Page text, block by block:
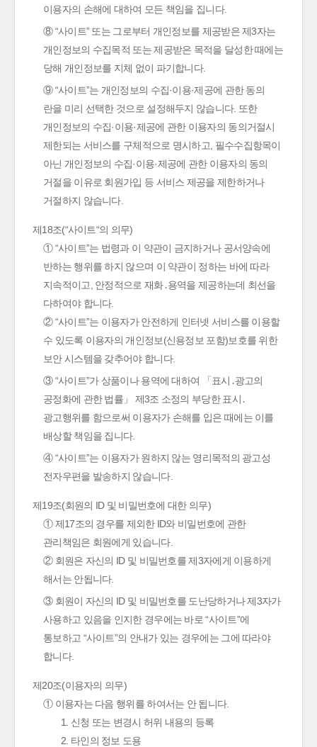
이용자의 손해에 대하여 모든 책임을 집니다.
⑧ “사이트” 또는 그로부터 개인정보를 제공받은 제3자는
개인정보의 수집목적 또는 제공받은 목적을 달성한 때에는
당해 개인정보를 지체 없이 파기합니다.
⑨ “사이트”는 개인정보의 수집·이용·제공에 관한 동의
란을 미리 선택한 것으로 설정해두지 않습니다. 또한
개인정보의 수집·이용·제공에 관한 이용자의 동의거절시
제한되는 서비스를 구체적으로 명시하고, 필수수집항목이
아닌 개인정보의 수집·이용·제공에 관한 이용자의 동의
거절을 이유로 회원가입 등 서비스 제공을 제한하거나
거절하지 않습니다.
제18조(“사이트“의 의무)
① “사이트”는 법령과 이 약관이 금지하거나 공서양속에
반하는 행위를 하지 않으며 이 약관이 정하는 바에 따라
지속적이고, 안정적으로 재화․용역을 제공하는데 최선을
다하여야 합니다.
② “사이트”는 이용자가 안전하게 인터넷 서비스를 이용할
수 있도록 이용자의 개인정보(신용정보 포함)보호를 위한
보안 시스템을 갖추어야 합니다.
③ “사이트”가 상품이나 용역에 대하여 「표시․광고의
공정화에 관한 법률」 제3조 소정의 부당한 표시․
광고행위를 함으로써 이용자가 손해를 입은 때에는 이를
배상할 책임을 집니다.
④ “사이트”는 이용자가 원하지 않는 영리목적의 광고성
전자우편을 발송하지 않습니다.
제19조(회원의 ID 및 비밀번호에 대한 의무)
① 제17조의 경우를 제외한 ID와 비밀번호에 관한
관리책임은 회원에게 있습니다.
② 회원은 자신의 ID 및 비밀번호를 제3자에게 이용하게
해서는 안됩니다.
③ 회원이 자신의 ID 및 비밀번호를 도난당하거나 제3자가
사용하고 있음을 인지한 경우에는 바로 “사이트”에
통보하고 “사이트”의 안내가 있는 경우에는 그에 따라야
합니다.
제20조(이용자의 의무)
① 이용자는 다음 행위를 하여서는 안 됩니다.
1. 신청 또는 변경시 허위 내용의 등록
2. 타인의 정보 도용